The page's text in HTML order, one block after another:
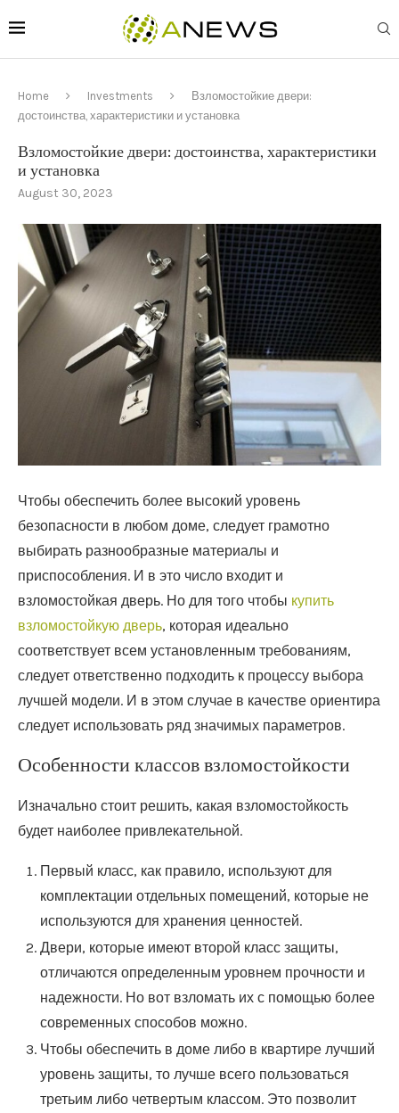
Home Investments
Взломостойкие двери:
достоинства, характеристики и установка
Взломостойкие двери: достоинства, характеристики
и установка
August 30, 2023
Чтобы обеспечить более высокий уровень
безопасности в любом доме, следует грамотно
выбирать разнообразные материалы и
приспособления. И в это число входит и
взломостойкая дверь. Но для того чтобы купить
взломостойкую дверь, которая идеально
соответствует всем установленным требованиям,
следует ответственно подходить к процессу выбора
лучшей модели. И в этом случае в качестве ориентира
следует использовать ряд значимых параметров.
Особенности классов взломостойкости
Изначально стоит решить, какая взломостойкость
будет наиболее привлекательной.
Первый класс, как правило, используют для
комплектации отдельных помещений, которые не
используются для хранения ценностей.
Двери, которые имеют второй класс защиты,
отличаются определенным уровнем прочности и
надежности. Но вот взломать их с помощью более
современных способов можно.
Чтобы обеспечить в доме либо в квартире лучший
уровень защиты, то лучше всего пользоваться
третьим либо четвертым классом. Это позволит